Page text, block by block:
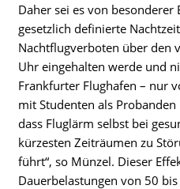
Daher sei es von besonderer
gesetzlich definierte
Nachtflugverboten über den
Uhr eingehalten werde und
Frankfurter Flughafen – nur
mit Studenten als
dass Fluglärm selbst bei
kürzesten Zeiträumen zu
führt“, so Münzel. Dieser
Dauerbelastungen von 50